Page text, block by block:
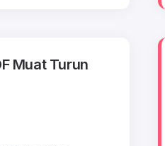
Muat Turun